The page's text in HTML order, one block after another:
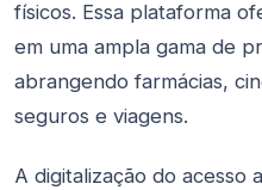
físicos. Essa plataforma
em uma ampla gama de
abrangendo farmácias,
seguros e viagens.
A digitalização do acesso